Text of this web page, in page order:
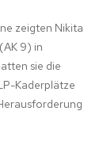
zeigten Nikita
9) in
sie die
Kaderplätze